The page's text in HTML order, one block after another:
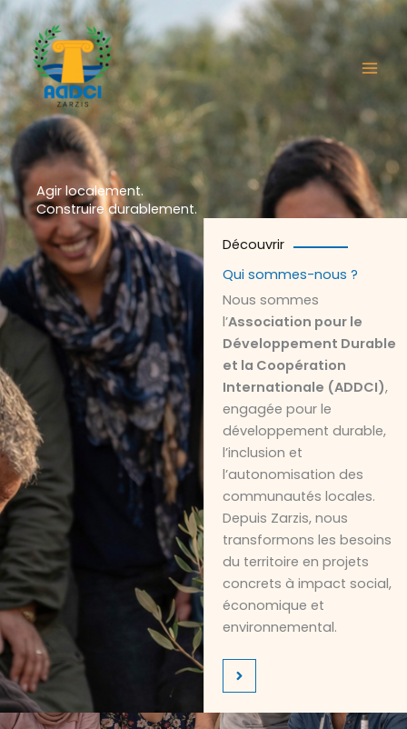
Aller
au
contenu
Agir localement.
Construire durablement.
Découvrir
Qui sommes-nous ?
Nous sommes
l’Association pour le
Développement Durable
et la Coopération
Internationale (ADDCI),
engagée pour le
développement durable,
l’inclusion et
l’autonomisation des
communautés locales.
Depuis Zarzis, nous
transformons les besoins
du territoire en projets
concrets à impact social,
économique et
environnemental.